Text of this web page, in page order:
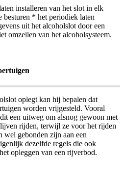
installeren van het slot in elk
besturen * het periodiek laten
uit het alcoholslot door een
omzeilen van het alcoholsysteem.
oplegt kan hij bepalen dat
worden vrijgesteld. Vooral
een uitweg om alsnog gewoon met
rijden, terwijl ze voor het rijden
wel gebonden zijn aan een
dezelfde regels die ook
opleggen van een rijverbod.